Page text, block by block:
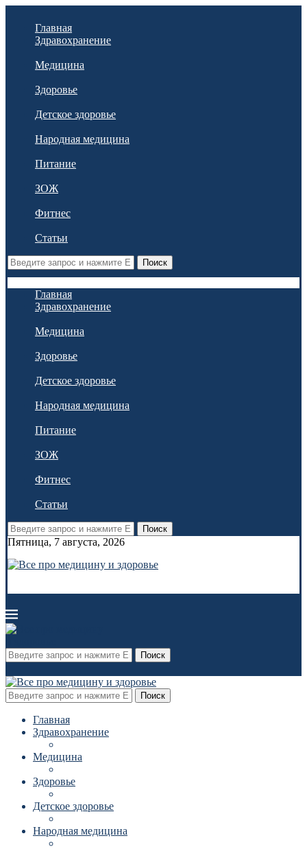
Главная
Здравохранение
Медицина
Здоровье
Детское здоровье
Народная медицина
Питание
ЗОЖ
Фитнес
Статьи
Поиск
Главная
Здравохранение
Медицина
Здоровье
Детское здоровье
Народная медицина
Питание
ЗОЖ
Фитнес
Статьи
Поиск
Пятница, 7 августа, 2026
Поиск
Поиск
Главная
Здравохранение
Медицина
Здоровье
Детское здоровье
Народная медицина